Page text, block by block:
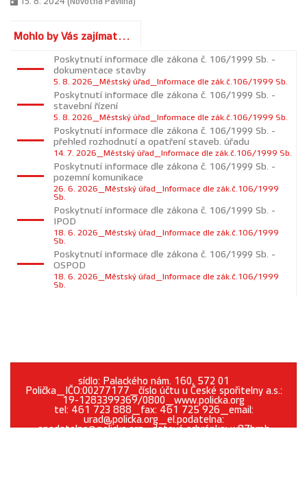
Mohlo by Vás zajímat...
Poskytnutí informace dle zákona č. 106/1999 Sb. -
dokumentace stavby
5. 8. 2026_Městský úřad_Informace dle zák.č.106/1999 Sb.
Poskytnutí informace dle zákona č. 106/1999 Sb. -
stavební řízení
5. 8. 2026_Městský úřad_Informace dle zák.č.106/1999 Sb.
Poskytnutí informace dle zákona č. 106/1999 Sb. -
přehled rozhodnutí a opatření staveb. úřadu
14. 7. 2026_Městský úřad_Informace dle zák.č.106/1999 Sb.
Poskytnutí informace dle zákona č. 106/1999 Sb. -
pozemní komunikace
26. 6. 2026_Městský úřad_Informace dle zák.č.106/1999
Sb.
Poskytnutí informace dle zákona č. 106/1999 Sb. -
IPOD
18. 6. 2026_Městský úřad_Informace dle zák.č.106/1999
Sb.
Poskytnutí informace dle zákona č. 106/1999 Sb. -
OSPOD
18. 6. 2026_Městský úřad_Informace dle zák.č.106/1999
Sb.
sídlo: Palackého nám. 160, 572 01
Polička_IČO:00277177_číslo účtu u České spořitelny a.s.:
19-1283399369/0800_www.policka.org
tel: 461 723 888_fax: 461 725 926_email:
urad@policka.org_el.podatelna:
epodatelna@policka.org_datová schránka: w87brph